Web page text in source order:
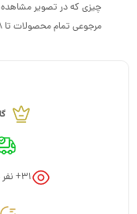
چیزی که در تصویر مشاهده
مرجوعی تمام محصولات تا 48 ساعت.
گارانتی
+ نفر در